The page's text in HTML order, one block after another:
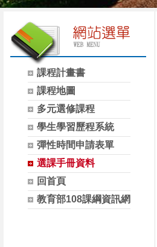
課程計畫書
課程地圖
多元選修課程
學生學習歷程系統
彈性時間申請表單
選課手冊資料
回首頁
教育部108課綱資訊網